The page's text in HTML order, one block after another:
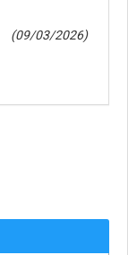
(09/03/2026)